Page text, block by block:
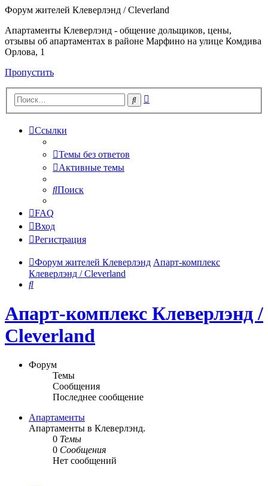
Форум жителей Клеверлэнд / Cleverland
Апартаменты Клеверлэнд - общение дольщиков, цены,
отзывы об апартаментах в районе Марфино на улице Комдива
Орлова, 1
Пропустить
Поиск
Ссылки
Темы без ответов
Активные темы
Поиск
FAQ
Вход
Регистрация
Форум жителей Клеверлэнд Апарт-комплекс
Клеверлэнд / Cleverland
Поиск
Апарт-комплекс Клеверлэнд /
Cleverland
Форум
Темы
Сообщения
Последнее сообщение
Апартаменты
Апартаменты в Клеверлэнд.
0 Темы
0 Сообщения
Нет сообщений